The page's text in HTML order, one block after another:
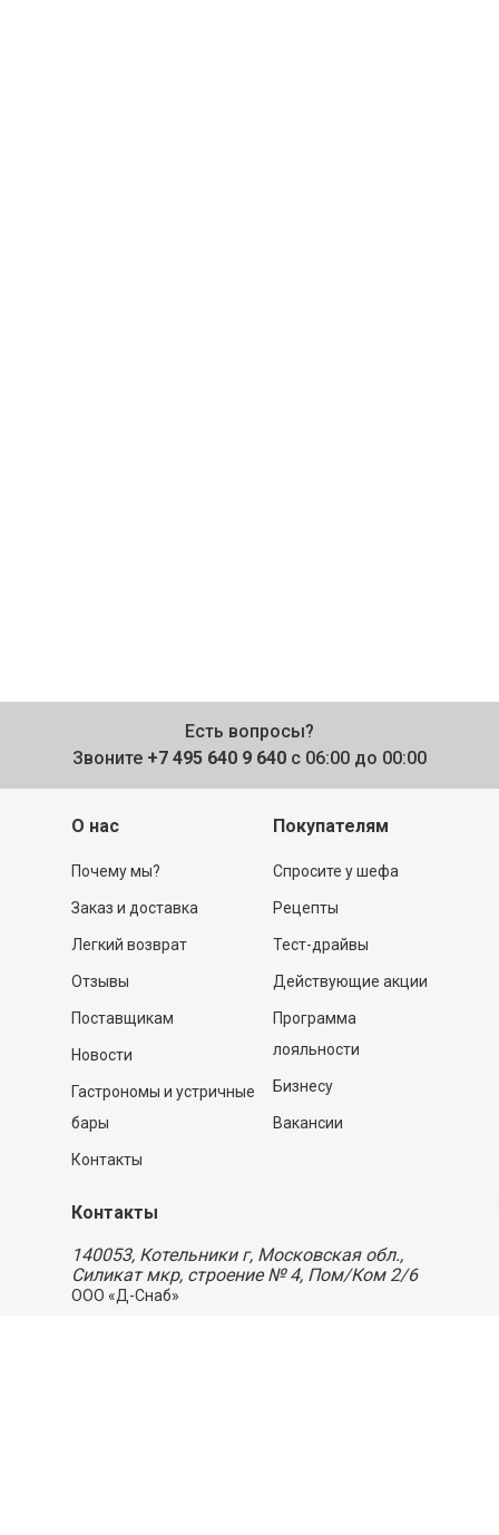
Есть вопросы?
Звоните +7 495 640 9 640 с 06:00 до 00:00
О нас
Почему мы?
Заказ и доставка
Легкий возврат
Отзывы
Поставщикам
Новости
Гастрономы и устричные
бары
Контакты
Покупателям
Спросите у шефа
Рецепты
Тест-драйвы
Действующие акции
Программа
лояльности
Бизнесу
Вакансии
Контакты
140053, Котельники г, Московская обл.,
Силикат мкр, строение № 4, Пом/Ком 2/6
ООО «Д-Снаб»